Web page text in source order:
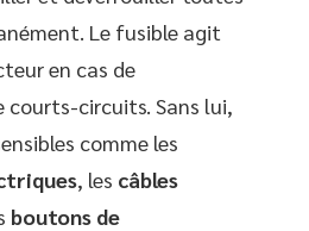
Le fusible agit
en cas de
courts-circuits. Sans lui,
comme les
, les câbles
boutons de